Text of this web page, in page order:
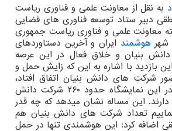
به نقل از معاونت علمی و فناوری ریاست
دبیر ستاد توسعه فناوری های فضایی
معاونت علمی و فناوری ریاست جمهوری
شهر هوشمند ایران و آخرین دستاوردهای
۲۶۰ شرکت دانش بنیان و خلاق فعال در این عرصه
بازدید با اشاره به این که زایش حمل و
شرکت های دانش بنیان اتفاق افتاد،
اظهار داشت: امروز در این نمایشگاه حدود ۲۶۰ شرکت دانش
این مساله نشان میدهد که چه قدر
تعداد شرکت های دانش بنیان هم
اضافه کرد: این هوشمندی تنها در حمل